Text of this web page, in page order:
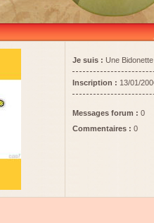
Je suis : Une Bidonette
Inscription : 13/01/
Messages forum : 0
Commentaires : 0